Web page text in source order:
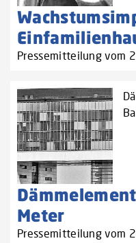
Pressemitteilung vom
Meter
Pressemitteilung vom